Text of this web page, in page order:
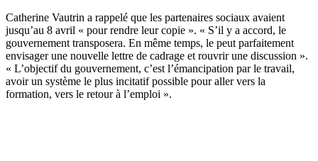
Catherine Vautrin a rappelé que les partenaires sociaux avaient
jusqu’au 8 avril « pour rendre leur copie ». « S’il y a accord, le
gouvernement transposera. En même temps, le peut parfaitement
envisager une nouvelle lettre de cadrage et rouvrir une discussion ».
« L’objectif du gouvernement, c’est l’émancipation par le travail,
avoir un système le plus incitatif possible pour aller vers la
formation, vers le retour à l’emploi ».